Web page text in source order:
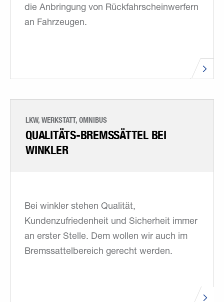
die Anbringung von Rückfahrschein­werfern
an Fahrzeugen.
LKW, WERKSTATT, OMNIBUS
QUALITÄTS-BREMSSÄTTEL BEI
WINKLER
Bei winkler stehen Qualität,
Kundenzufriedenheit und Sicherheit immer
an erster Stelle. Dem wollen wir auch im
Bremssattelbereich gerecht werden.